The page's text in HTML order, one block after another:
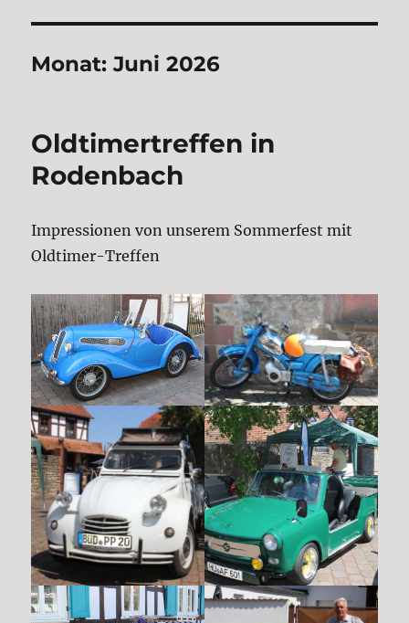
Monat:Juni 2026
Oldtimertreffen in
Rodenbach
Impressionen von unserem Sommerfest mit
Oldtimer-Treffen